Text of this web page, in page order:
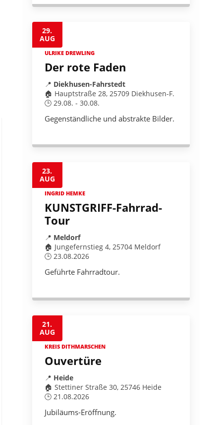
29.
AUG
ULRIKE DREWLING
Der rote Faden
📍 Diekhusen-Fahrstedt
🏠 Hauptstraße 28, 25709 Diekhusen-F.
🕒 29.08. - 30.08.
Gegenständliche und abstrakte Bilder.
23.
AUG
INGRID HEMKE
KUNSTGRIFF-Fahrrad-
Tour
📍 Meldorf
🏠 Jungefernstieg 4, 25704 Meldorf
🕒 23.08.2026
Geführte Fahrradtour.
21.
AUG
KREIS DITHMARSCHEN
Ouvertüre
📍 Heide
🏠 Stettiner Straße 30, 25746 Heide
🕒 21.08.2026
Jubiläums-Eröffnung.